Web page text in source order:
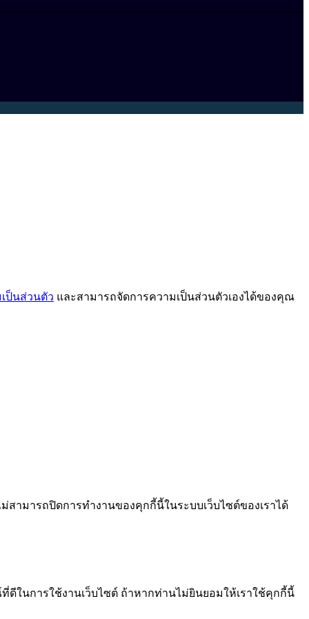
ป็นส่วนตัว และสามารถจัดการความเป็นส่วนตัวเองได้ของคุณ
ามารถปิดการทำงานของคุกกี้นี้ในระบบเว็บไซต์ของเราได้
ในการใช้งานเว็บไซต์ ถ้าหากท่านไม่ยินยอมให้เราใช้คุกกี้นี้